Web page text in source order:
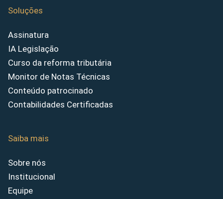
Soluções
Assinatura
IA Legislação
Curso da reforma tributária
Monitor de Notas Técnicas
Conteúdo patrocinado
Contabilidades Certificadas
Saiba mais
Sobre nós
Institucional
Equipe